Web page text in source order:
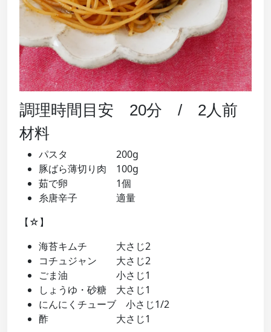
調理時間目安 20分 / 2人前
材料
パスタ 200g
豚ばら薄切り肉 100g
茹で卵 1個
糸唐辛子 適量
【☆】
海苔キムチ 大さじ2
コチュジャン 大さじ2
ごま油 小さじ1
しょうゆ・砂糖 大さじ1
にんにくチューブ 小さじ1/2
酢 大さじ1